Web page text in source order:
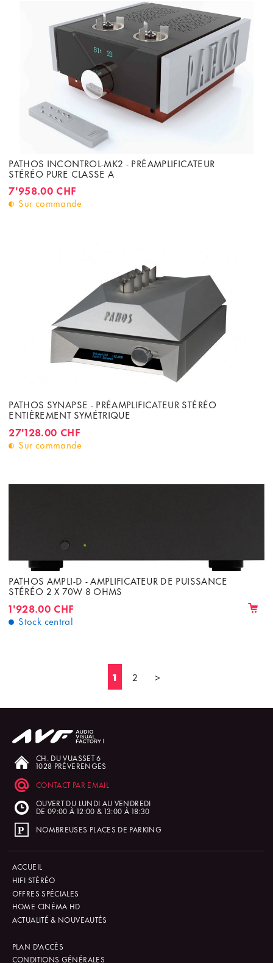
PATHOS INCONTROL-MK2 - PRÉAMPLIFICATEUR
STÉRÉO PURE CLASSE A
7'958.00 CHF
Sur commande
PATHOS SYNAPSE - PRÉAMPLIFICATEUR STÉRÉO
ENTIÈREMENT SYMÉTRIQUE
27'128.00 CHF
Sur commande
PATHOS AMPLI-D - AMPLIFICATEUR DE PUISSANCE
STÉRÉO 2 X 70W 8 OHMS
1'928.00 CHF
Stock central
1 2 >
CH. DU VUASSET 6
1028 PRÉVERENGES
CONTACT PAR EMAIL
OUVERT DU LUNDI AU VENDREDI
DE 09:00 À 12:00 & 13:00 À 18:30
NOMBREUSES PLACES DE PARKING
ACCUEIL
HIFI STÉRÉO
OFFRES SPÉCIALES
HOME CINÉMA HD
ACTUALITÉ & NOUVEAUTÉS
PLAN D'ACCÈS
CONDITIONS GÉNÉRALES